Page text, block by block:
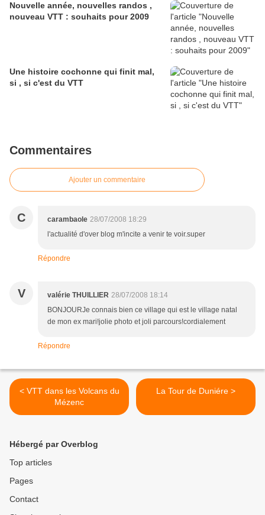
Nouvelle année, nouvelles randos ,
nouveau VTT : souhaits pour 2009
Une histoire cochonne qui finit mal,
si , si c'est du VTT
Commentaires
Ajouter un commentaire
C carambaole 28/07/2008 18:29
l'actualité d'over blog m'incite a venir te voir.super
Répondre
V valérie THUILLIER 28/07/2008 18:14
BONJOURJe connais bien ce village qui est le village natal
de mon ex mari!jolie photo et joli parcours!cordialement
Répondre
< VTT dans les Volcans du
Mézenc
La Tour de Duniére >
Hébergé par Overblog
Top articles
Pages
Contact